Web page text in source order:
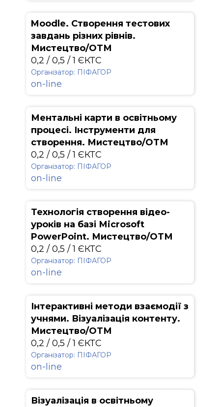
Moodle. Створення тестових
завдань різних рівнів.
Мистецтво/ОТМ
0,2 / 0,5 / 1 ЄКТС
Організатор: ПІФАГОР
on-line
Ментальні карти в освітньому
процесі. Інструменти для
створення. Мистецтво/ОТМ
0,2 / 0,5 / 1 ЄКТС
Організатор: ПІФАГОР
on-line
Технологія створення відео-
уроків на базі Мicrosoft
PowerPoint. Мистецтво/ОТМ
0,2 / 0,5 / 1 ЄКТС
Організатор: ПІФАГОР
on-line
Інтерактивні методи взаємодії з
учнями. Візуалізація контенту.
Мистецтво/ОТМ
0,2 / 0,5 / 1 ЄКТС
Організатор: ПІФАГОР
on-line
Візуалізація в освітньому